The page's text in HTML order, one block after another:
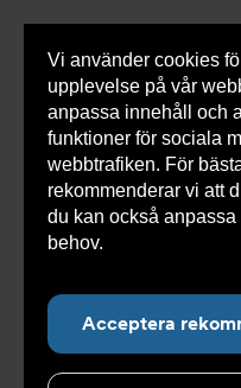
Vi använder cookies
upplevelse på vår
anpassa innehåll och
funktioner för sociala
webbtrafiken. För
rekommenderar vi att
du kan också
behov.
Acceptera
Undernavigering för ”Om